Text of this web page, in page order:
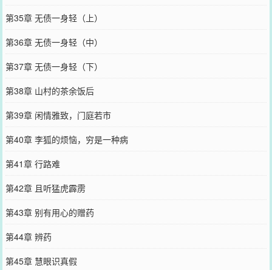
第35章 无债一身轻（上）
第36章 无债一身轻（中）
第37章 无债一身轻（下）
第38章 山村的茶余饭后
第39章 闲情雅致，门庭若市
第40章 李狐的烦恼，穷是一种病
第41章 行路难
第42章 且听猛虎霹雳
第43章 别有用心的赠药
第44章 辨药
第45章 慧眼识真假